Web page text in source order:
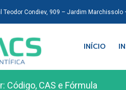
Teodor Condiev, 909 – Jardim Marchissolo
INÍCIO